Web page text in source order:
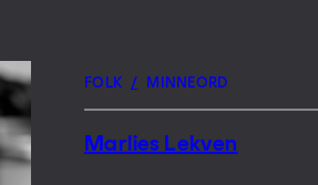
FOLK / MINNEORD
Marlies Lekven